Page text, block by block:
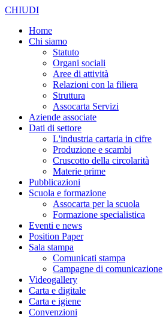
CHIUDI
Home
Chi siamo
Statuto
Organi sociali
Aree di attività
Relazioni con la filiera
Struttura
Assocarta Servizi
Aziende associate
Dati di settore
L'industria cartaria in cifre
Produzione e scambi
Cruscotto della circolarità
Materie prime
Pubblicazioni
Scuola e formazione
Assocarta per la scuola
Formazione specialistica
Eventi e news
Position Paper
Sala stampa
Comunicati stampa
Campagne di comunicazione
Videogallery
Carta e digitale
Carta e igiene
Convenzioni